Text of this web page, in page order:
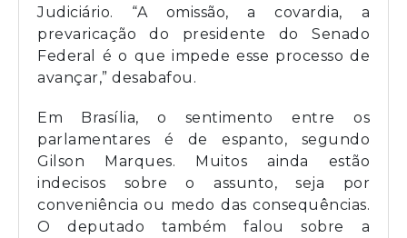
Judiciário. “A omissão, a covardia, a
prevaricação do presidente do Senado
Federal é o que impede esse processo de
avançar,” desabafou.
Em Brasília, o sentimento entre os
parlamentares é de espanto, segundo
Gilson Marques. Muitos ainda estão
indecisos sobre o assunto, seja por
conveniência ou medo das consequências.
O deputado também falou sobre a